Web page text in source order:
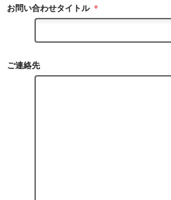
お問い合わせタイトル ＊
ご連絡先